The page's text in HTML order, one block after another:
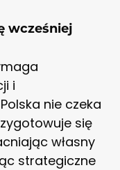
wcześniej
i
nie czeka
się
własny
strategiczne